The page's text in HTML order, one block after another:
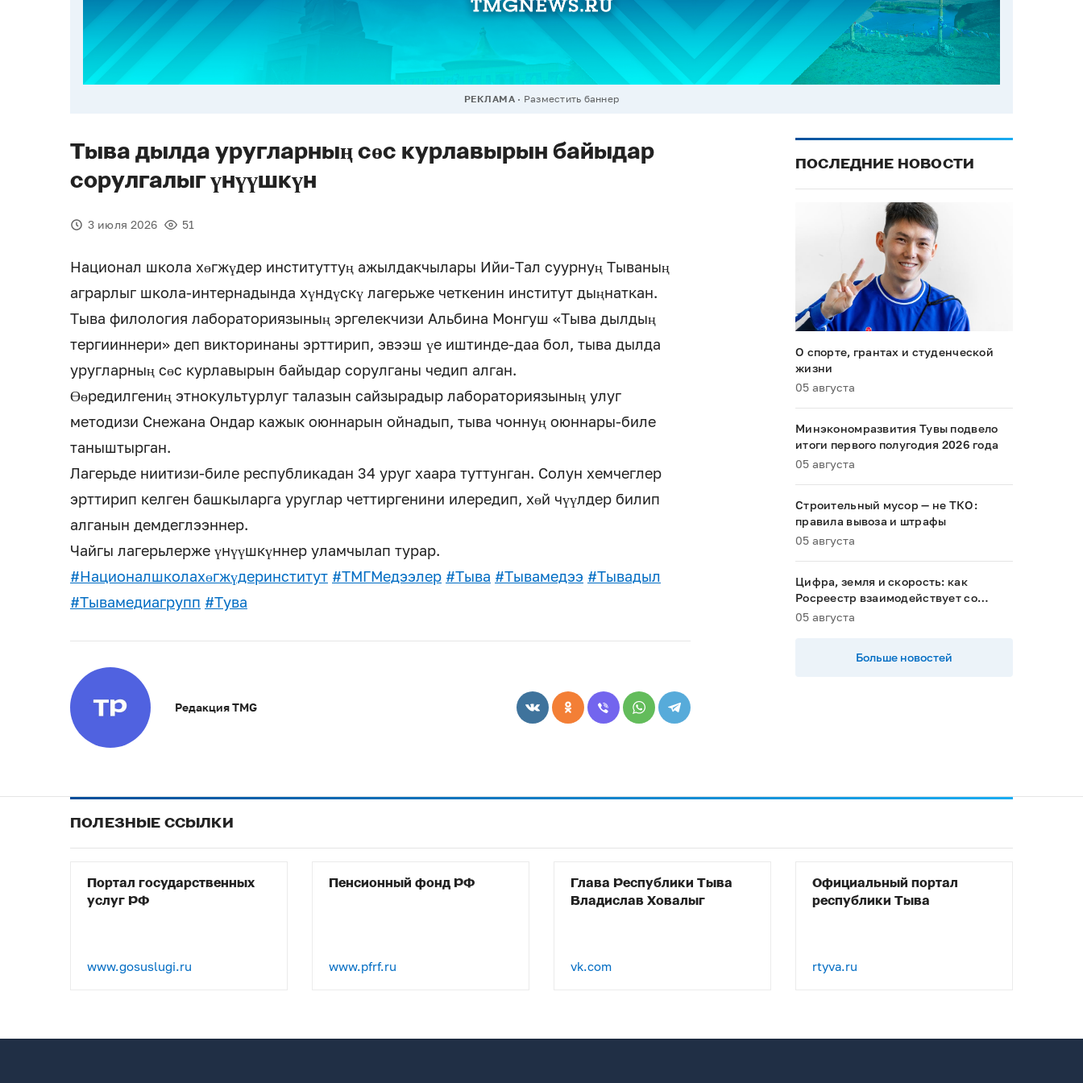
РЕКЛАМА Разместить баннер
Тыва дылда уругларның сөс курлавырын байыдар
сорулгалыг үнүүшкүн
3 июля 2026 51
Национал школа хөгжүдер институттуң ажылдакчылары Ийи-Тал суурнуң Тываның
аграрлыг школа-интернадында хүндүскү лагерьже четкенин институт дыңнаткан.
Тыва филология лабораториязының эргелекчизи Альбина Монгуш «Тыва дылдың
тергииннери» деп викторинаны эрттирип, эвээш үе иштинде-даа бол, тыва дылда
уругларның сөс курлавырын байыдар сорулганы чедип алган.
Өөредилгениң этнокультурлуг талазын сайзырадыр лабораториязының улуг
методизи Снежана Ондар кажык оюннарын ойнадып, тыва чоннуң оюннары-биле
таныштырган.
Лагерьде ниитизи-биле республикадан 34 уруг хаара туттунган. Солун хемчеглер
эрттирип келген башкыларга уруглар четтиргенини илередип, хөй чүүлдер билип
алганын демдеглээннер.
Чайгы лагерьлерже үнүүшкүннер уламчылап турар.
#Националшколахөгжүдеринститут #ТМГМедээлер #Тыва #Тывамедээ #Тывадыл
#Тывамедиагрупп #Тува
Редакция TMG
ПОСЛЕДНИЕ НОВОСТИ
О спорте, грантах и студенческой
жизни
05 августа
Минэкономразвития Тувы подвело
итоги первого полугодия 2026 года
05 августа
Строительный мусор — не ТКО:
правила вывоза и штрафы
05 августа
Цифра, земля и скорость: как
Росреестр взаимодействует со
строительным комплексом Тувы
05 августа
Больше новостей
ПОЛЕЗНЫЕ ССЫЛКИ
Портал государственных
услуг РФ
www.gosuslugi.ru
Пенсионный фонд РФ
www.pfrf.ru
Глава Республики Тыва
Владислав Ховалыг
vk.com
Официальный портал
республики Тыва
rtyva.ru